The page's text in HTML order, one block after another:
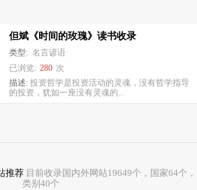
但斌《时间的玫瑰》读书收录
类型: 名言谚语
已浏览: 280 次
描述: 投资哲学是投资活动的灵魂，没有哲学指导
的投资，犹如一座没有灵魂的...
推荐 目前收录国内外网站19649个，国家64个，
类别 40个